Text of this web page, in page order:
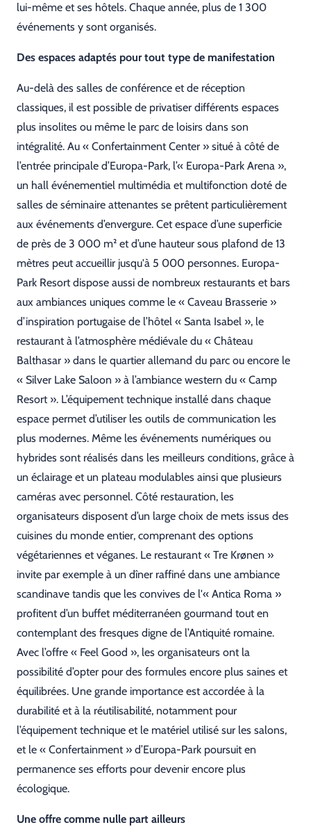
lui-même et ses hôtels. Chaque année, plus de 1 300
événements y sont organisés.
Des espaces adaptés pour tout type de manifestation
Au-delà des salles de conférence et de réception
classiques, il est possible de privatiser différents espaces
plus insolites ou même le parc de loisirs dans son
intégralité. Au « Confertainment Center » situé à côté de
l’entrée principale d’Europa-Park, l’« Europa-Park Arena »,
un hall événementiel multimédia et multifonction doté de
salles de séminaire attenantes se prêtent particulièrement
aux événements d’envergure. Cet espace d’une superficie
de près de 3 000 m² et d’une hauteur sous plafond de 13
mètres peut accueillir jusqu'à 5 000 personnes. Europa-
Park Resort dispose aussi de nombreux restaurants et bars
aux ambiances uniques comme le « Caveau Brasserie »
d’inspiration portugaise de l’hôtel « Santa Isabel », le
restaurant à l’atmosphère médiévale du « Château
Balthasar » dans le quartier allemand du parc ou encore le
« Silver Lake Saloon » à l’ambiance western du « Camp
Resort ». L’équipement technique installé dans chaque
espace permet d’utiliser les outils de communication les
plus modernes. Même les événements numériques ou
hybrides sont réalisés dans les meilleurs conditions, grâce à
un éclairage et un plateau modulables ainsi que plusieurs
caméras avec personnel. Côté restauration, les
organisateurs disposent d’un large choix de mets issus des
cuisines du monde entier, comprenant des options
végétariennes et véganes. Le restaurant « Tre Krønen »
invite par exemple à un dîner raffiné dans une ambiance
scandinave tandis que les convives de l'« Antica Roma »
profitent d’un buffet méditerranéen gourmand tout en
contemplant des fresques digne de l’Antiquité romaine.
Avec l’offre « Feel Good », les organisateurs ont la
possibilité d’opter pour des formules encore plus saines et
équilibrées. Une grande importance est accordée à la
durabilité et à la réutilisabilité, notamment pour
l’équipement technique et le matériel utilisé sur les salons,
et le « Confertainment » d’Europa-Park poursuit en
permanence ses efforts pour devenir encore plus
écologique.
Une offre comme nulle part ailleurs